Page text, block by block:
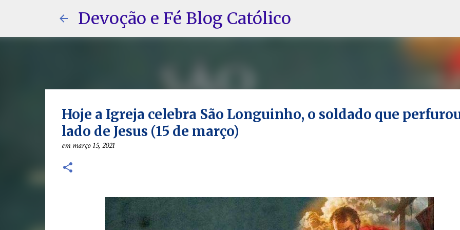
Pular para o conteúdo principal
Devoção e Fé Blog Católico
Hoje a Igreja celebra São Longuinho, o soldado que
lado de Jesus (15 de março)
emmarço 15, 2021